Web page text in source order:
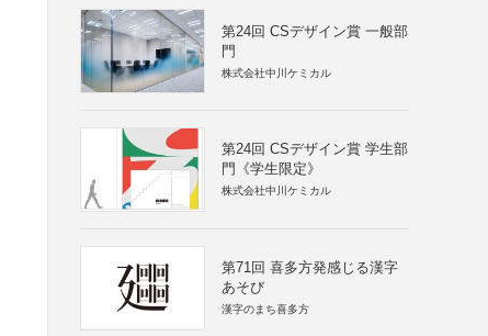
第24回 CSデザイン賞 一般部
門
株式会社中川ケミカル
第24回 CSデザイン賞 学生部
門《学生限定》
株式会社中川ケミカル
第71回 喜多方発感じる漢字
あそび
漢字のまち喜多方